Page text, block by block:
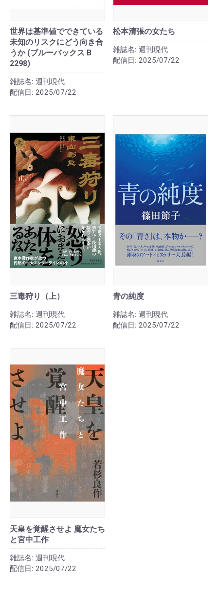
世界は基準値でできている
未知のリスクにどう向き合
うか (ブルーバックス B
2298)
雑誌名: 週刊現代
配信日: 2025/07/22
松本清張の女たち
雑誌名: 週刊現代
配信日: 2025/07/22
三毒狩り（上）
雑誌名: 週刊現代
配信日: 2025/07/22
青の純度
雑誌名: 週刊現代
配信日: 2025/07/22
天皇を覚醒させよ 魔女たち
と宮中工作
雑誌名: 週刊現代
配信日: 2025/07/22